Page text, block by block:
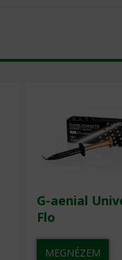
G-aenial
Flo
MEGNÉZEM